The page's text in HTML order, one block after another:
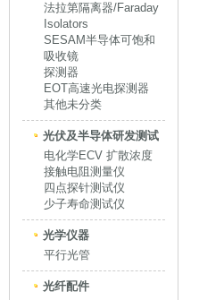
法拉第隔离器/Faraday
Isolators
SESAM半导体可饱和
吸收镜
探测器
EOT高速光电探测器
其他未分类
光伏及半导体研发测试
电化学ECV 扩散浓度
接触电阻测量仪
四点探针测试仪
少子寿命测试仪
光学仪器
平行光管
光纤配件